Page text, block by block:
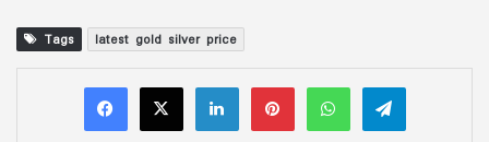
Tags latest gold silver price
LinkedInPinterestWhatsAppTelegram